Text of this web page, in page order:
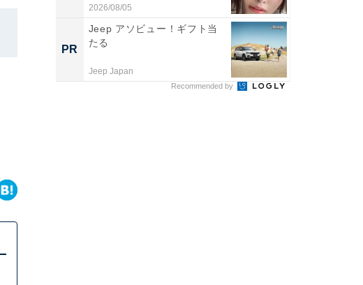
2026/08/05
PR
Jeep アソビュー！ギフト当
たる
Jeep Japan
Recommended by